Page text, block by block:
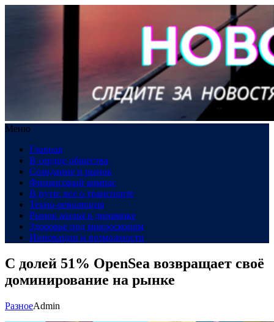
Меню
Главная
В сердце общества
Созидание и рынок
Финансовый компас
В пути: все о транспорте
Техно-революция
Рынок жилья в динамике
Здоровье под микроскопом
Инновации и возможности
С долей 51% OpenSea возвращает своё
доминирование на рынке
РазноеAdmin